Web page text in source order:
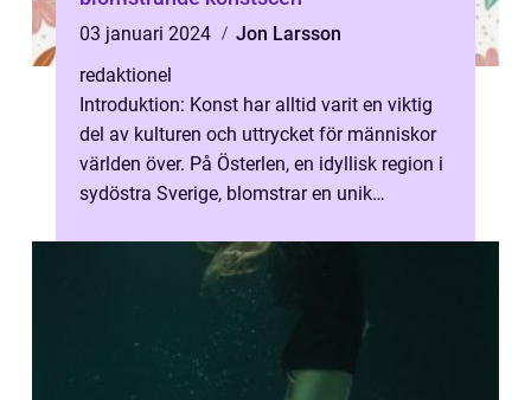
03 januari 2024
Jon Larsson
redaktionel
Introduktion: Konst har alltid varit en viktig
del av kulturen och uttrycket för människor
världen över. På Österlen, en idyllisk region i
sydöstra Sverige, blomstrar en unik